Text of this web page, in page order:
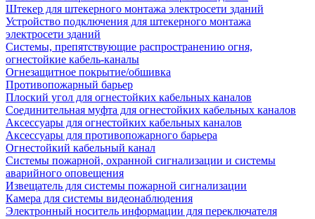
Штекер для штекерного монтажа электросети зданий
Устройство подключения для штекерного монтажа
электросети зданий
Системы, препятствующие распространению огня,
огнестойкие кабель-каналы
Огнезащитное покрытие/обшивка
Противопожарный барьер
Плоский угол для огнестойких кабельных каналов
Соединительная муфта для огнестойких кабельных каналов
Аксессуары для огнестойких кабельных каналов
Аксессуары для противопожарного барьера
Огнестойкий кабельный канал
Системы пожарной, охранной сигнализации и системы
аварийного оповещения
Извещатель для системы пожарной сигнализации
Камера для системы видеонаблюдения
Электронный носитель информации для переключателя